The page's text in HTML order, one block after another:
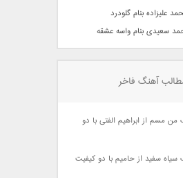
علیزاده بنام گلودرد
سعیدی بنام واسه عشقه
آهنگ فاخر
من مسم از ابراهیم الفتی با دو
سیاه سفید از حامیم با دو کیفیت